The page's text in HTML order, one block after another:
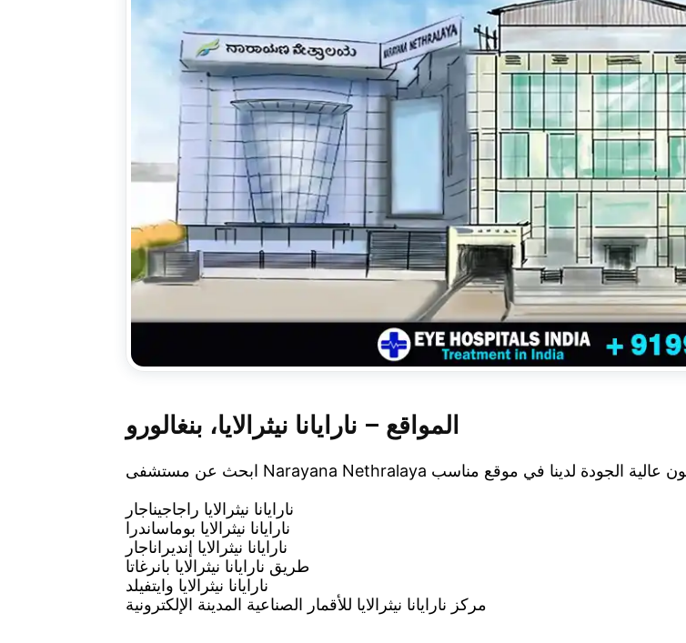
المواقع – نارايانا نيثرالايا، بنغالورو
نارايانا نيثرالايا راجاجيناجار
نارايانا نيثرالايا بوماساندرا
نارايانا نيثرالايا إنديراناجار
طريق نارايانا نيثرالايا بانرغاتا
نارايانا نيثرالايا وايتفيلد
مركز نارايانا نيثرالايا للأقمار الصناعية المدينة الإلكترونية